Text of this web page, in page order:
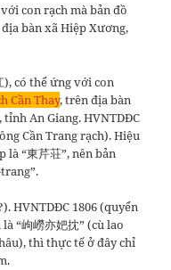
con rạch mà bản đồ
địa bàn xã Hiệp Xương,
), có thể ứng với con
Cần Thay, trên địa bàn
An Giang. HVNTDĐC
Cần Trang rạch). Hiệu
là “東芹荘”, nên bản
HVNTDĐC 1806 (quyển
“岣嶗亦妑抌” (cù lao
thì thực tế ở đây chỉ